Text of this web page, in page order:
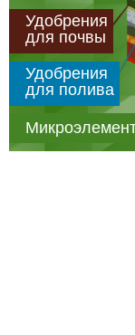
Удобрения
для почвы
Удобрения
для полива